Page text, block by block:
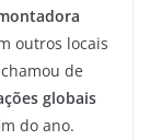
outros locais
de
globais
do ano.